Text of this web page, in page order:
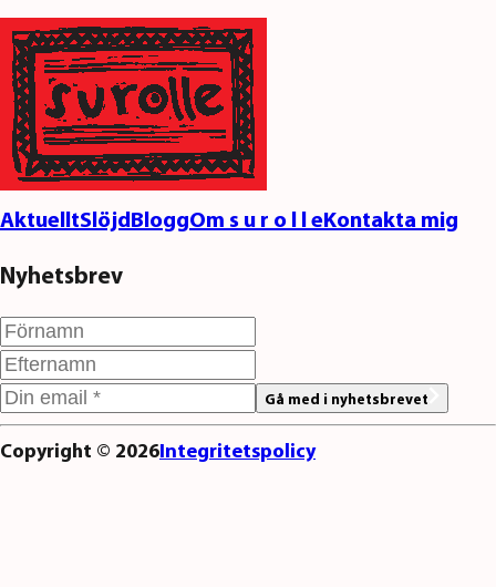
AktuelltSlöjdBloggOm s u r o l l eKontakta mig
Nyhetsbrev
Gå med i nyhetsbrevet
Copyright © 2026Integritetspolicy